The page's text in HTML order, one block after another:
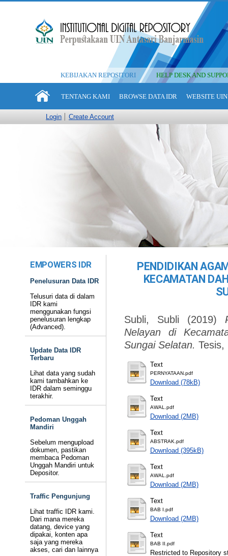
KEBIJAKAN REPOSITORI HELP DESK AND
TENTANG KAMI BROWSE DATA IDR WEBSITE
Login Create Account
EMPOWERS IDR
Penelusuran Data IDR
Telusuri data di dalam
IDR kami
menggunakan fungsi
penelusuran lengkap
(Advanced).
Update Data IDR
Terbaru
Lihat data yang sudah
kami tambahkan ke
IDR dalam seminggu
terakhir.
Pedoman Unggah
Mandiri
Sebelum mengupload
dokumen, pastikan
membaca Pedoman
Unggah Mandiri untuk
Depositor.
Traffic Pengunjung
Lihat traffic IDR kami.
Dari mana mereka
datang, device yang
dipakai, konten apa
saja yang mereka
akses, cari dan lainnya
PENDIDIKAN
KECAMATAN
Subli, Subli (2019)
Nelayan di
Sungai Selatan. Tesis,
Text
PERNYATAAN.pdf
Download (78kB)
Text
AWAL.pdf
Download (2MB)
Text
ABSTRAK.pdf
Download (395kB)
Text
AWAL.pdf
Download (2MB)
Text
BAB I.pdf
Download (2MB)
Text
BAB II.pdf
Restricted to Repository